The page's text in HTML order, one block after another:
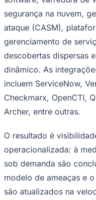
Fluminense
segurança na nuvem,
ataque (CASM),
gerenciamento de
descobertas dispersas
dinâmico. As
incluem ServiceNow,
Checkmarx, OpenCTI,
Archer, entre outras.
O resultado é
operacionalizada: à
sob demanda são
modelo de ameaças e
são atualizados na